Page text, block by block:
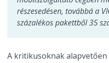
részesedésen, továbbá a
százalékos pakettből 35
A kritikusoknak